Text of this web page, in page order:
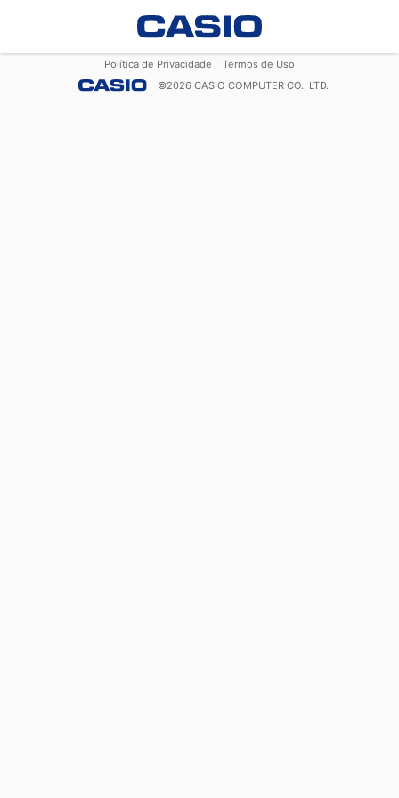
Política de Privacidade
Termos de Uso
©2026 CASIO COMPUTER CO., LTD.